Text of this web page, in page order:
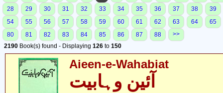
28
29 30 31 32 33 34 35 36 37 38
39
54
55 56 57 58 59 60 61 62 63 64
65
80
81 82 83 84 85 86 87 88
>>
2190 Book(s) found - Displaying 126 to 150
Aieen-e-Wahabiat
آئین وہابیت